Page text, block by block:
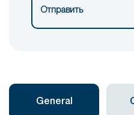
Отправить
General